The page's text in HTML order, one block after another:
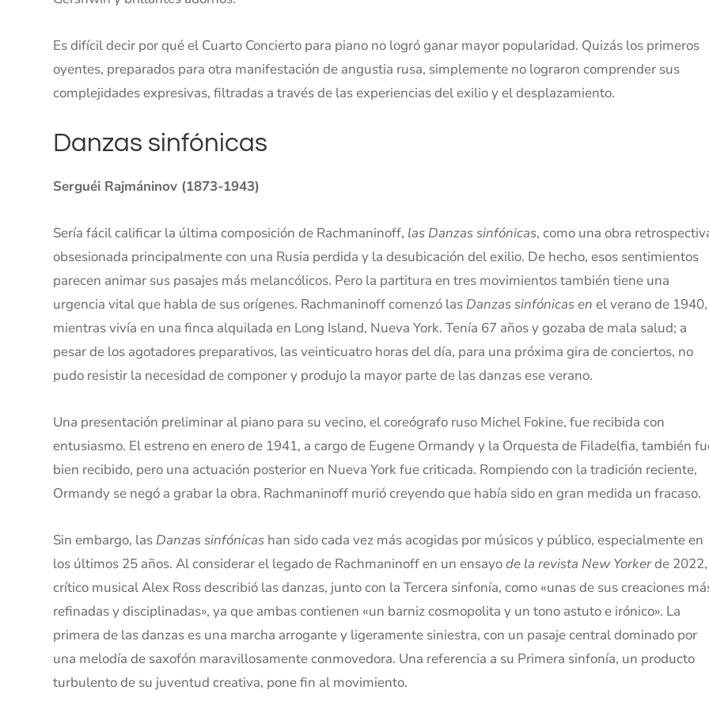
Es difícil decir por qué el Cuarto Concierto para piano no logró ganar mayor popularidad. Quizás los primeros
oyentes, preparados para otra manifestación de angustia rusa, simplemente no lograron comprender sus
complejidades expresivas, filtradas a través de las experiencias del exilio y el desplazamiento.
Danzas sinfónicas
Serguéi Rajmáninov (1873-1943)
Sería fácil calificar la última composición de Rachmaninoff, las Danzas sinfónicas, como una obra
obsesionada principalmente con una Rusia perdida y la desubicación del exilio. De hecho, esos sentimientos
parecen animar sus pasajes más melancólicos. Pero la partitura en tres movimientos también tiene una
urgencia vital que habla de sus orígenes. Rachmaninoff comenzó las Danzas sinfónicas enel verano de 1940,
mientras vivía en una finca alquilada en Long Island, Nueva York. Tenía 67 años y gozaba de mala salud; a
pesar de los agotadores preparativos, las veinticuatro horas del día, para una próxima gira de conciertos, no
pudo resistir la necesidad de componer y produjo la mayor parte de las danzas ese verano.
Una presentación preliminar al piano para su vecino, el coreógrafo ruso Michel Fokine, fue recibida con
entusiasmo. El estreno en enero de 1941, a cargo de Eugene Ormandy y la Orquesta de Filadelfia, también
bien recibido, pero una actuación posterior en Nueva York fue criticada. Rompiendo con la tradición reciente,
Ormandy se negó a grabar la obra. Rachmaninoff murió creyendo que había sido en gran medida un fracaso.
Sin embargo, las Danzas sinfónicas han sido cada vez más acogidas por músicos y público, especialmente en
los últimos 25 años. Al considerar el legado de Rachmaninoff en un ensayode la revista New Yorkerde
crítico musical Alex Ross describió las danzas, junto con la Tercera sinfonía, como «unas de sus creaciones
refinadas y disciplinadas», ya que ambas contienen «un barniz cosmopolita y un tono astuto e irónico». La
primera de las danzas es una marcha arrogante y ligeramente siniestra, con un pasaje central dominado por
una melodía de saxofón maravillosamente conmovedora. Una referencia a su Primera sinfonía, un producto
turbulento de su juventud creativa, pone fin al movimiento.